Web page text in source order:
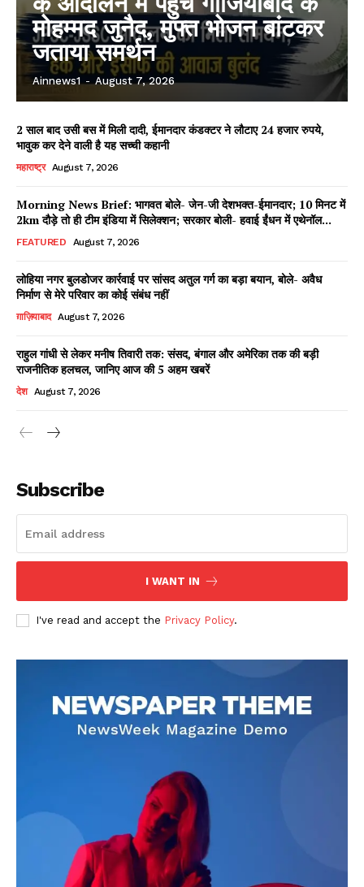
Facebook
X WhatsApp
Read Latest News on AIN
DOWNLOAD NOW
AIN NEWS 1
Contact Us
About Us
Privacy Policy
मोहम्मद जुनैद, मुफ्त भोजन बांटकर
जताया समर्थन
Ainnews1 - August 7, 2026
2 साल बाद उसी बस में मिली दादी, ईमानदार कंडक्टर ने लौटाए 24 हजार रुपये,
भावुक कर देने वाली है यह सच्ची कहानी
महाराष्ट्र August 7, 2026
Morning News Brief: भागवत बोले- जेन-जी देशभक्त-ईमानदार; 10 मिनट में
2km दौड़े तो ही टीम इंडिया में सिलेक्शन; सरकार बोली- हवाई ईंधन में एथेनॉल...
FEATURED August 7, 2026
लोहिया नगर बुलडोजर कार्रवाई पर सांसद अतुल गर्ग का बड़ा बयान, बोले- अवैध
निर्माण से मेरे परिवार का कोई संबंध नहीं
ग़ाज़ियाबाद August 7, 2026
राहुल गांधी से लेकर मनीष तिवारी तक: संसद, बंगाल और अमेरिका तक की बड़ी
राजनीतिक हलचल, जानिए आज की 5 अहम खबरें
देश August 7, 2026
Subscribe
I WANT IN
I've read and accept the Privacy Policy.